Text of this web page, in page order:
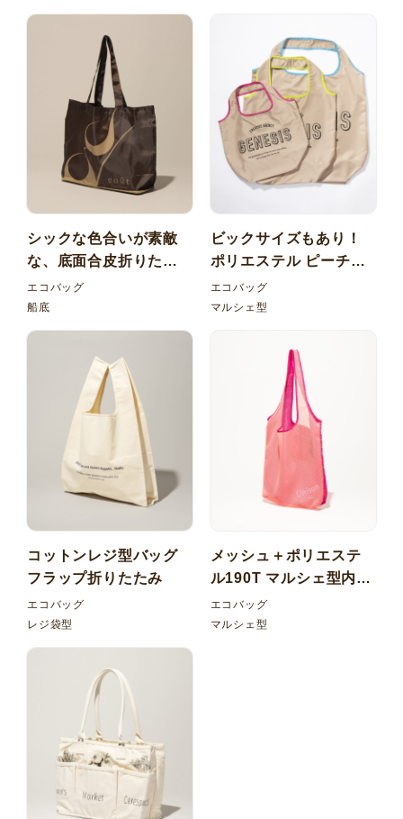
シックな色合いが素敵
な、底面合皮折りたた
みエコバッグ
エコバッグ
船底
ビックサイズもあり！
ポリエステル ピーチス
キン エコバッグ ゴムバ
ンド
エコバッグ
マルシェ型
コットンレジ型バッグ
フラップ折りたたみ
エコバッグ
レジ袋型
メッシュ＋ポリエステ
ル190T マルシェ型内ポ
ケット折りたたみエコ
バッグ
エコバッグ
マルシェ型